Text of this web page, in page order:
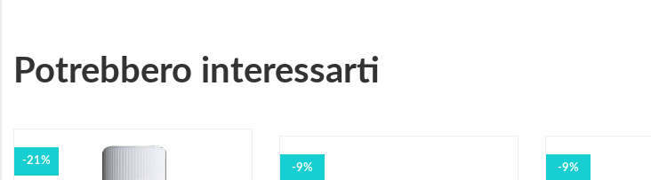
Potrebbero interessarti
-21%
-9% -9%